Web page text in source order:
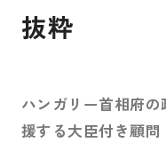
抜粋
ハンガリー首相府
援する大臣付き顧問